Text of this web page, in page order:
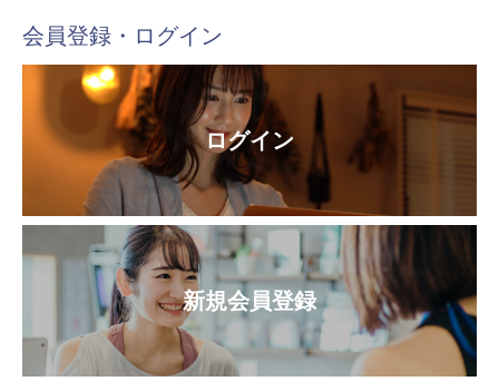
会員登録・ログイン
ログイン
新規会員登録